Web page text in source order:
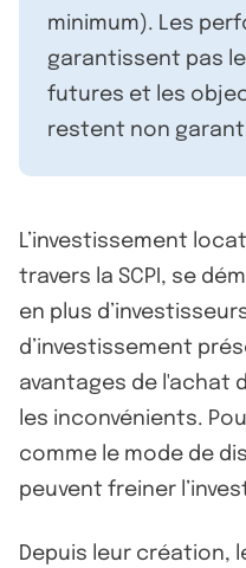
minimum). Les
garantissent pas
futures et les
restent non
L’investissement
travers la SCPI, se
en plus
d’investissement
avantages de l'achat
les inconvénients.
comme le mode de
peuvent freiner
Depuis leur création,